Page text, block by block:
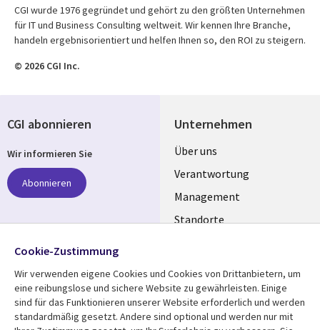
CGI wurde 1976 gegründet und gehört zu den größten Unternehmen
für IT und Business Consulting weltweit. Wir kennen Ihre Branche,
handeln ergebnisorientiert und helfen Ihnen so, den ROI zu steigern.
© 2026 CGI Inc.
Unternehmen
Useful
links
GERMANY
Über uns
Verantwortung
Management
Standorte
CGI abonnieren
Wir informieren Sie
Abonnieren
Folgen Sie uns
Social
Media
GERMANY
Cookie-Zustimmung
Wir verwenden eigene Cookies und Cookies von Drittanbietern, um
eine reibungslose und sichere Website zu gewährleisten. Einige
sind für das Funktionieren unserer Website erforderlich und werden
standardmäßig gesetzt. Andere sind optional und werden nur mit